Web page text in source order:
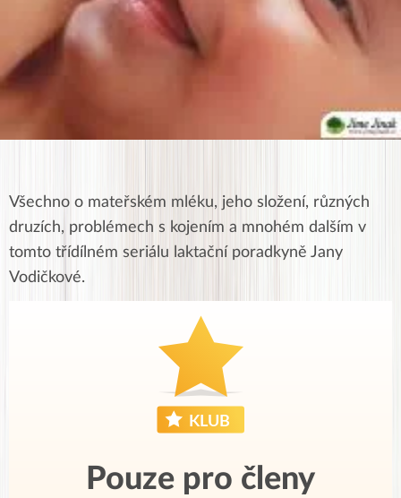
Všechno o mateřském mléku, jeho složení, různých
druzích, problémech s kojením a mnohém dalším v
tomto třídílném seriálu laktační poradkyně Jany
Vodičkové.
Pouze pro členy